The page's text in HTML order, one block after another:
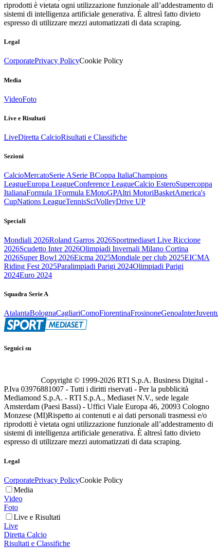
riprodotti è vietata ogni utilizzazione funzionale all’addestramento di
sistemi di intelligenza artificiale generativa. È altresì fatto divieto
espresso di utilizzare mezzi automatizzati di data scraping.
Legal
CorporatePrivacy PolicyCookie Policy
Media
VideoFoto
Live e Risultati
LiveDiretta CalcioRisultati e Classifiche
Sezioni
CalcioMercatoSerie ASerie BCoppa ItaliaChampions
LeagueEuropa LeagueConference LeagueCalcio EsteroSupercoppa
ItalianaFormula 1Formula EMotoGPAltri MotoriBasketAmerica's
CupNations LeagueTennisSciVolleyDrive UP
Speciali
Mondiali 2026Roland Garros 2026Sportmediaset Live Riccione
2026Scudetto Inter 2026Olimpiadi Invernali Milano Cortina
2026Super Bowl 2026Eicma 2025Mondiale per club 2025EICMA
Riding Fest 2025Paralimpiadi Parigi 2024Olimpiadi Parigi
2024Euro 2024
Squadra Serie A
AtalantaBolognaCagliariComoFiorentinaFrosinoneGenoaInter
Seguici su
Copyright © 1999-2026 RTI S.p.A. Business Digital -
P.Iva 03976881007 - Tutti i diritti riservati - Per la pubblicità
Mediamond S.p.A. - RTI S.p.A., Mediaset N.V., sede legale
Amsterdam (Paesi Bassi) - Uffici Viale Europa 46, 20093 Cologno
Monzese (MI)Rispetto ai contenuti e ai dati personali trasmessi e/o
riprodotti è vietata ogni utilizzazione funzionale all’addestramento di
sistemi di intelligenza artificiale generativa. È altresì fatto divieto
espresso di utilizzare mezzi automatizzati di data scraping.
Legal
CorporatePrivacy PolicyCookie Policy
Media
Video
Foto
Live e Risultati
Live
Diretta Calcio
Risultati e Classifiche